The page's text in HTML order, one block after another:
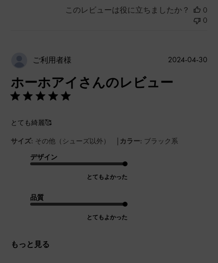
このレビューは役に立ちましたか？
0
0
ご利用者様
ホーホアイさんのレビュー
とても綺麗🥰
サイズ: その他（シューズ以外） | カラー: ブラック系
デザイン
とてもよかった
品質
とてもよかった
もっと見る
公
2024-04-30